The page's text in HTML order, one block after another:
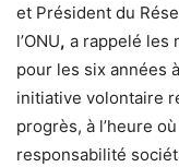
et Président du
l’ONU, a rappelé les
pour les six années
initiative volontaire
progrès, à l’heure
responsabilité